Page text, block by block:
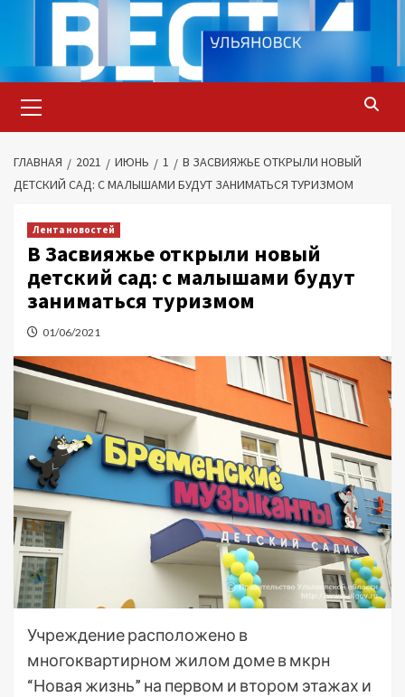
содержимому
меню
ГЛАВНАЯ 2021 ИЮНЬ 1
В ЗАСВИЯЖЬЕ ОТКРЫЛИ НОВЫЙ
ДЕТСКИЙ САД: С МАЛЫШАМИ БУДУТ ЗАНИМАТЬСЯ ТУРИЗМОМ
Лента новостей
В Засвияжье открыли новый
детский сад: с малышами будут
заниматься туризмом
01/06/2021
Учреждение расположено в
многоквартирном жилом доме в мкрн
“Новая жизнь” на первом и втором этажах и